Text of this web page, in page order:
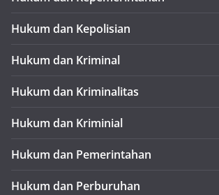
Hukum dan Kepolisian
Hukum dan Kriminal
Hukum dan Kriminalitas
Hukum dan Kriminial
Hukum dan Pemerintahan
Hukum dan Perburuhan